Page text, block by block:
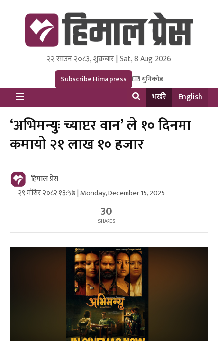
Himal Press
Dot NewsyNepal Media and Research Pvt Ltd.
२२ साउन २०८३, शुक्रबार | Sat, 8 Aug 2026
Subscribe Himalpress युनिकोड
भर्खरै English
‘अभिमन्युः च्याप्टर वान’ ले १० दिनमा
कमायो २१ लाख १० हजार
हिमाल प्रेस
२९ मंसिर २०८२ १३:५७ | Monday, December 15, 2025
30
SHARES